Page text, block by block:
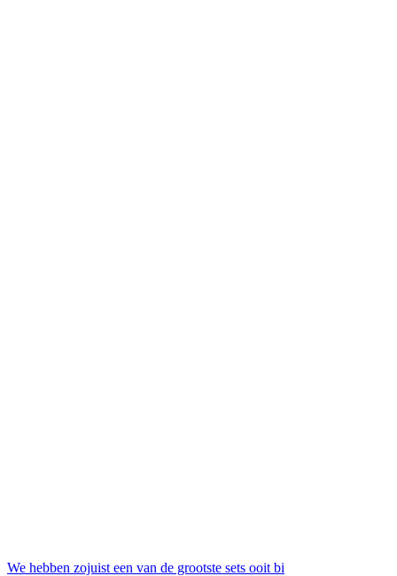
We hebben zojuist een van de grootste sets ooit bi